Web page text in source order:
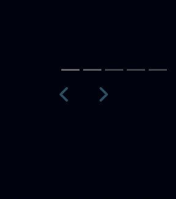
PreviousNext